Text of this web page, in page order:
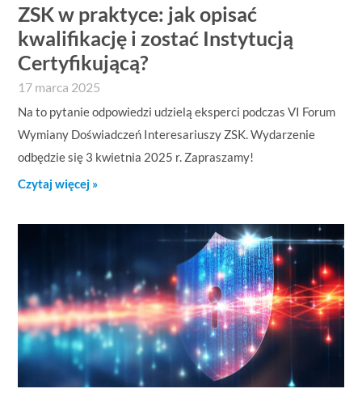
ZSK w praktyce: jak opisać
kwalifikację i zostać Instytucją
Certyfikującą?
17 marca 2025
Na to pytanie odpowiedzi udzielą eksperci podczas VI Forum
Wymiany Doświadczeń Interesariuszy ZSK. Wydarzenie
odbędzie się 3 kwietnia 2025 r. Zapraszamy!
Czytaj więcej »